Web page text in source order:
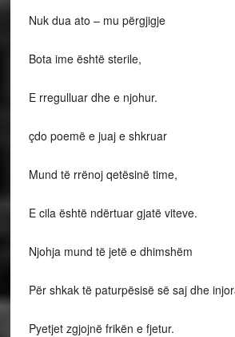
Nuk dua ato – mu përgjigje
Bota ime është sterile,
E rregulluar dhe e njohur.
çdo poemë e juaj e shkruar
Mund të rrënoj qetësinë time,
E cila është ndërtuar gjatë viteve.
Njohja mund të jetë e dhimshëm
Për shkak të paturpësisë së saj dhe
Pyetjet zgjojnë frikën e fjetur.